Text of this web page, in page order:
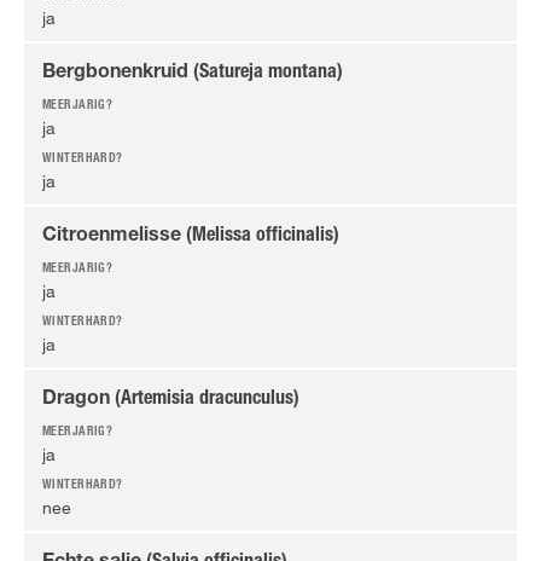
ja
Bergbonenkruid (Satureja montana)
ja
ja
Citroenmelisse (Melissa officinalis)
ja
ja
Dragon (Artemisia dracunculus)
ja
nee